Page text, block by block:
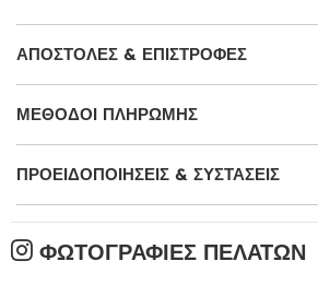
ΑΠΟΣΤΟΛΈΣ & ΕΠΙΣΤΡΟΦΈΣ
ΜΕΘΌΔΟΙ ΠΛΗΡΩΜΉΣ
ΠΡΟΕΙΔΟΠΟΙΉΣΕΙΣ & ΣΥΣΤΆΣΕΙΣ
ΦΩΤΟΓΡΑΦΊΕΣ ΠΕΛΑΤΏΝ